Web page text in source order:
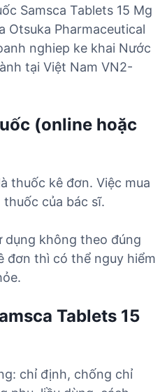
Samsca Tablets 15 Mg
Otsuka Pharmaceutical
nghiep ke khai Nước
tại Việt Nam VN2-
(online hoặc
thuốc kê đơn. Việc mua
của bác sĩ.
dụng không theo đúng
đơn thì có thể nguy hiểm
Tablets 15
chỉ định, chống chỉ